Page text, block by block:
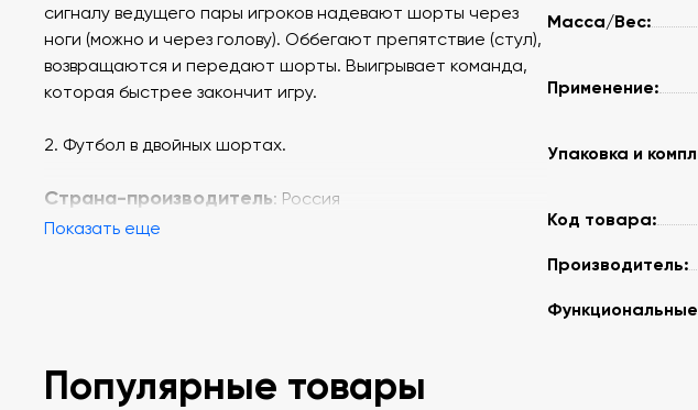
сигналу ведущего пары игроков надевают шорты через
ноги (можно и через голову). Оббегают препятствие (стул),
возвращаются и передают шорты. Выигрывает команда,
которая быстрее закончит игру.
2. Футбол в двойных шортах.
Страна-производитель: Россия
Показать еще
Масса/Вес:
Применение:
Упаковка и
Код товара:
Производитель:
Популярные товары